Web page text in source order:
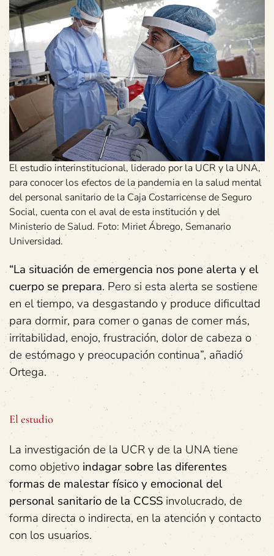
El estudio interinstitucional, liderado por la UCR y la UNA,
para conocer los efectos de la pandemia en la salud mental
del personal sanitario de la Caja Costarricense de Seguro
Social, cuenta con el aval de esta institución y del
Ministerio de Salud. Foto: Miriet Ábrego, Semanario
Universidad.
“La situación de emergencia nos pone alerta y el
cuerpo se prepara. Pero si esta alerta se sostiene
en el tiempo, va desgastando y produce dificultad
para dormir, para comer o ganas de comer más,
irritabilidad, enojo, frustración, dolor de cabeza o
de estómago y preocupación continua”, añadió
Ortega.
El estudio
La investigación de la UCR y de la UNA tiene
como objetivo indagar sobre las diferentes
formas de malestar físico y emocional del
personal sanitario de la CCSS involucrado, de
forma directa o indirecta, en la atención y contacto
con los usuarios.